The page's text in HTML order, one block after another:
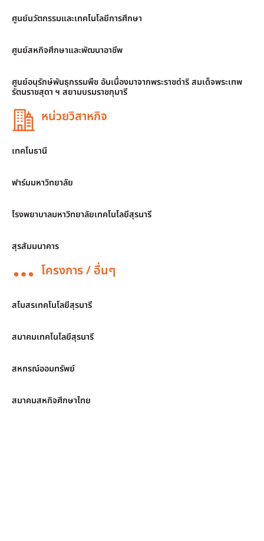
ศูนย์นวัตกรรมและเทคโนโลยีการศึกษา
ศูนย์สหกิจศึกษาและพัฒนาอาชีพ
ศูนย์อนุรักษ์พันธุกรรมพืช อันเนื่องมาจากพระราชดำริ สมเด็จพระเทพ
รัตนราชสุดา ฯ สยามบรมราชกุมารี
หน่วยวิสาหกิจ
เทคโนธานี
ฟาร์มมหาวิทยาลัย
โรงพยาบาลมหาวิทยาลัยเทคโนโลยีสุรนารี
สุรสัมมนาคาร
โครงการ / อื่นๆ
สโมสรเทคโนโลยีสุรนารี
สมาคมเทคโนโลยีสุรนารี
สหกรณ์ออมทรัพย์
สมาคมสหกิจศึกษาไทย